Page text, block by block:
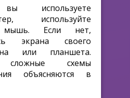
используете
используйте
Если нет,
экрана своего
или планшета.
сложные схемы
объясняются в